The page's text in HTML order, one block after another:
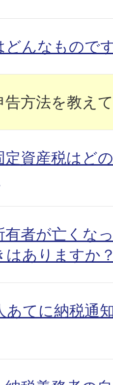
どんなもので
告方法を教え
定資産税はど
有者が亡くな
はありますか
あてに納税通